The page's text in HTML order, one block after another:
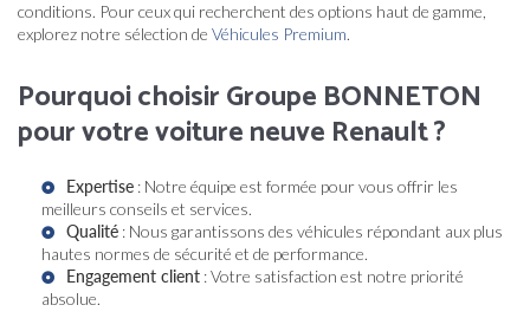
conditions. Pour ceux qui recherchent des options haut de gamme,
explorez notre sélection de Véhicules Premium.
Pourquoi choisir Groupe BONNETON
pour votre voiture neuve Renault ?
Expertise : Notre équipe est formée pour vous offrir les
meilleurs conseils et services.
Qualité : Nous garantissons des véhicules répondant aux plus
hautes normes de sécurité et de performance.
Engagement client : Votre satisfaction est notre priorité
absolue.